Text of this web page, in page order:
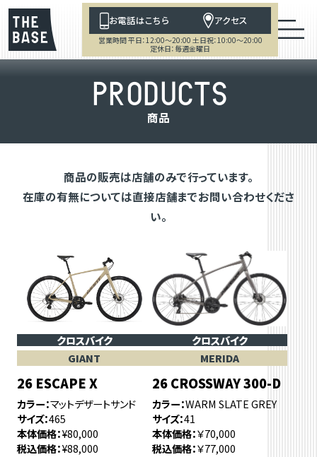
お電話はこちら アクセス
営業時間 平日：12:00～20:00 土日祝：10:00～20:00
定休日：毎週金曜日
PRODUCTS
商品
商品の販売は店舗のみで行っています。
在庫の有無については直接店舗までお問い合わせくださ
い。
クロスバイク
GIANT
26 ESCAPE X
カラー マットデザートサンド
サイズ 465
本体価格 ¥80,000
税込価格 ¥88,000
クロスバイク
MERIDA
26 CROSSWAY 300-D
カラー WARM SLATE GREY
サイズ 41
本体価格 ￥70,000
税込価格 ￥77,000